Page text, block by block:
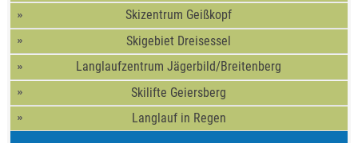
Skizentrum Geißkopf
Skigebiet Dreisessel
Langlaufzentrum Jägerbild/Breitenberg
Skilifte Geiersberg
Langlauf in Regen